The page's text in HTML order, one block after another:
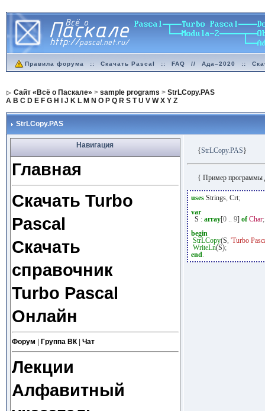
Правила форума :: Скачать Pascal :: FAQ // Ада–2020 ::
Сайт «Всё о Паскале» > sample programs > StrLCopy.PAS
A B C D E F G H J K L M N O P Q R S T U V W X Y Z
StrLCopy.PAS
Навигация
Главная
Скачать Turbo
Pascal
Скачать
справочник
Turbo Pascal
Онлайн
Форум Группа ВК| Чат
Лекции
Алфавитный
{StrLCopy.PAS}
{ Пример программы
usesStrings, Crt;
var
S : array[0 .. 9] of Char;
begin
StrLCopy(S, 'Turbo
WriteLn(S);
end.